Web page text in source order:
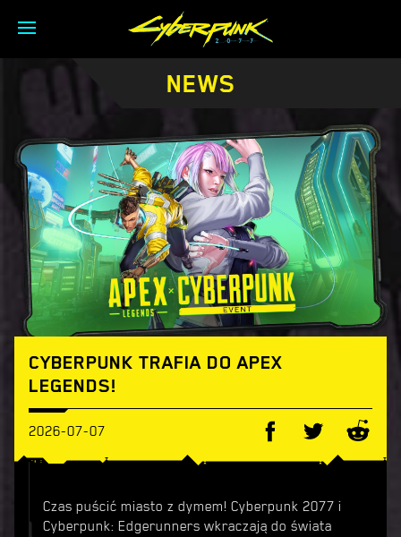
NEWS
CYBERPUNK TRAFIA DO APEX
LEGENDS!
2026-07-07
Czas puścić miasto z dymem! Cyberpunk 2077 i
Cyberpunk: Edgerunners wkraczają do świata